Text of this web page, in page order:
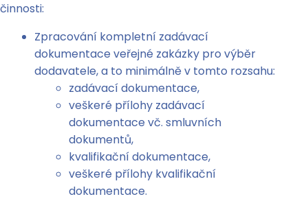
činnosti:
Zpracování kompletní zadávací
dokumentace veřejné zakázky pro výběr
dodavatele, a to minimálně v tomto rozsahu:
zadávací dokumentace,
veškeré přílohy zadávací
dokumentace vč. smluvních
dokumentů,
kvalifikační dokumentace,
veškeré přílohy kvalifikační
dokumentace.